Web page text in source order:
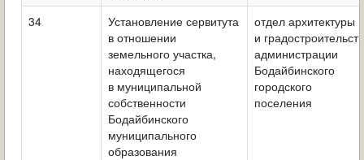
34
Установление сервитута
в отношении
земельного участка,
находящегося
в муниципальной
собственности
Бодайбинского
муниципального
образования
отдел архитектуры
и
администрации
Бодайбинского
городского
поселения